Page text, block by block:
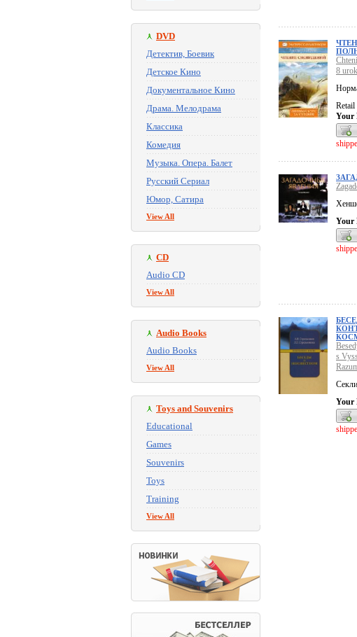
DVD
Детектив, Боевик
Детское Кино
Документальное Кино
Драма. Мелодрама
Классика
Комедия
Музыка. Опера. Балет
Русский Сериал
Юмор, Сатира
View All
CD
Audio CD
View All
Audio Books
Audio Books
View All
Toys and Souvenirs
Educational
Games
Souvenirs
Toys
Training
View All
8
Retail
Your
Your
s
Your